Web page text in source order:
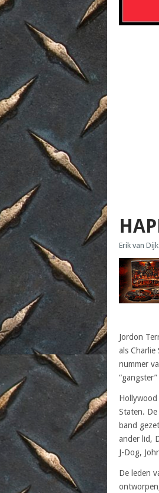
Erik van Dijk
Jordon
als
nummer
Staten.
band
ander lid,
J-Dog,
De leden